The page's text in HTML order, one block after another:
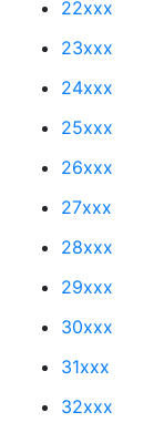
22xxx
23xxx
24xxx
25xxx
26xxx
27xxx
28xxx
29xxx
30xxx
31xxx
32xxx